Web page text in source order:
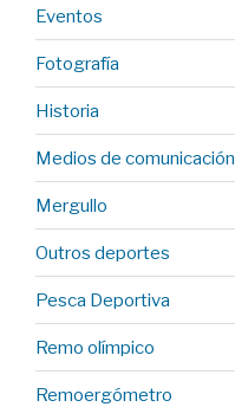
Eventos
Fotografía
Historia
Medios de comunicación
Mergullo
Outros deportes
Pesca Deportiva
Remo olímpico
Remoergómetro